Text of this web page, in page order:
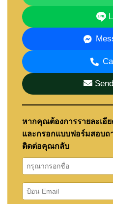
หากคุณต้องการรายละเอี
และกรอกแบบฟอร์มสอบถ
ติดต่อคุณกลับ